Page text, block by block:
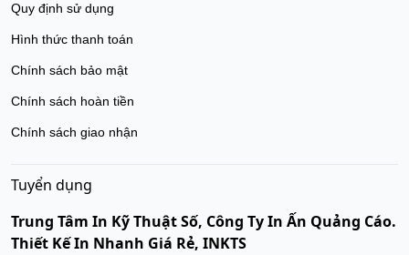
Quy định sử dụng
Hình thức thanh toán
Chính sách bảo mật
Chính sách hoàn tiền
Chính sách giao nhận
Tuyển dụng
Trung Tâm In Kỹ Thuật Số, Công Ty In Ấn Quảng Cáo.
Thiết Kế In Nhanh Giá Rẻ, INKTS